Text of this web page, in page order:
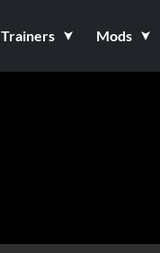
Trainers Mods